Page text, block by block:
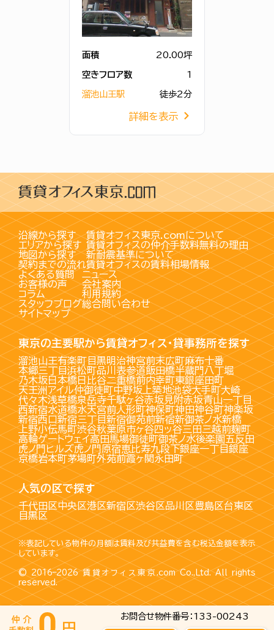
お問合せ物件番号：133-00243
面積 20.00坪
空きフロア数 1
溜池山王駅 徒歩2分
詳細を表示
沿線から探す
エリアから探す
地図から探す
契約までの流れ
賃貸オフィス東京.comについて
賃貸オフィスの仲介手数料無料の理由
新耐震基準について
賃貸オフィスの賃料相場情報
よくある質問
お客様の声
コラム
スタッフブログ
サイトマップ
ニュース
会社案内
利用規約
総合問い合わせ
東京の主要駅から賃貸オフィス・貸事務所を探す
溜池山王有楽町目黒明治神宮前末広町麻布十番
本郷三丁目浜松町品川 表参道飯田橋半蔵門八丁堀
乃木坂日本橋日比谷二重橋前内幸町東銀座田町
天王洲アイル仲御徒町中野坂上築地池袋大手町大崎
代々木浅草橋泉岳寺千駄ヶ谷赤坂見附赤坂青山一丁目
西新宿水道橋水天宮前人形町神保町神田神谷町神楽坂
新宿西口新宿三丁目新宿御苑前新宿新御茶ノ水新橋
上野小伝馬町渋谷秋葉原市ヶ谷四ッ谷三田三越前麹町
高輪ゲートウェイ高田馬場御徒町御茶ノ水後楽園五反田
虎ノ門ヒルズ虎ノ門原宿恵比寿九段下銀座一丁目銀座
京橋岩本町茅場町外苑前霞ヶ関永田町
人気の区で探す
千代田区中央区港区新宿区渋谷区品川区豊島区台東区
目黒区
※表記している物件の月額は賃料及び共益費を含む税込金額を表示
しています。
© 2016–2026賃貸オフィス東京.comCo.,Ltd. All rights
reserved.